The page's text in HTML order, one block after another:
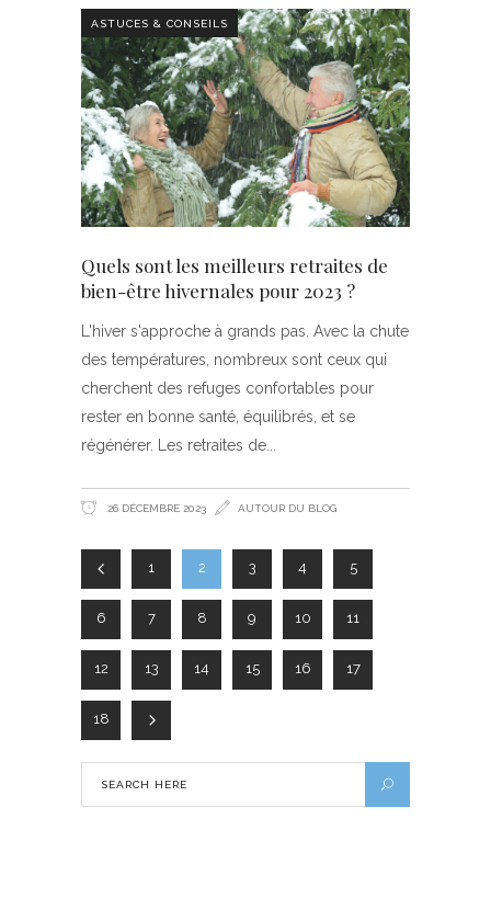
ASTUCES & CONSEILS
Quels sont les meilleurs retraites de
bien-être hivernales pour 2023 ?
L'hiver s'approche à grands pas. Avec la chute
des températures, nombreux sont ceux qui
cherchent des refuges confortables pour
rester en bonne santé, équilibrés, et se
régénérer. Les retraites de
26 DÉCEMBRE 2023 AUTOUR DU BLOG
1 2 3 4 5
6 7 8 9 10 11
12 13 14 15 16 17
18